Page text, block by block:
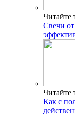
Читайте
Свечи
Читайте
Как с